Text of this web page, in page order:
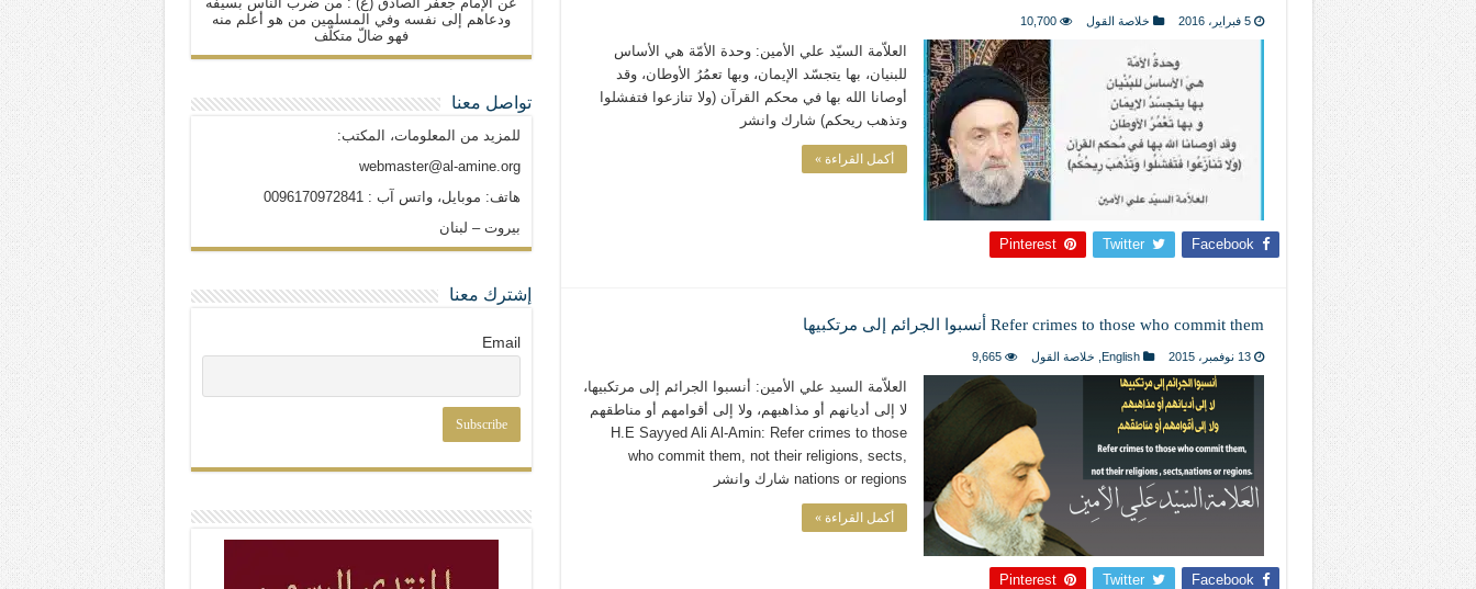
5 فبراير، 2016 خلاصة القول 10,700
العلاّمة السيّد علي الأمين: وحدة الأمّة هي الأساس
للبنيان، بها يتجسّد الإيمان، وبها تعمُرُ الأوطان، وقد
أوصانا الله بها في محكم القرآن (ولا تنازعوا فتفشلوا
وتذهب ريحكم) شارك وانشر
أكمل القراءة »
Facebook
Twitter
Pinterest
Refer crimes to those who commit them أنسبوا الجرائم إلى مرتكبيها
13 نوفمبر، 2015 English خلاصة القول 9,665
العلاّمة السيد علي الأمين: أنسبوا الجرائم إلى مرتكبيها،
لا إلى أديانهم أو مذاهبهم، ولا إلى أقوامهم أو مناطقهم
H.E Sayyed Ali Al-Amin: Refer crimes to those
who commit them, not their religions, sects,
nations or regions شارك وانشر
أكمل القراءة »
Facebook
Twitter
Pinterest
ودعاهم إلى نفسه وفي المسلمين من هو أعلم منه
فهو ضالّ متكلّف
تواصل معنا
للمزيد من المعلومات، المكتب:
webmaster@al-amine.org
هاتف: موبايل، واتس آب : 0096170972841
بيروت – لبنان
إشترك معنا
Email